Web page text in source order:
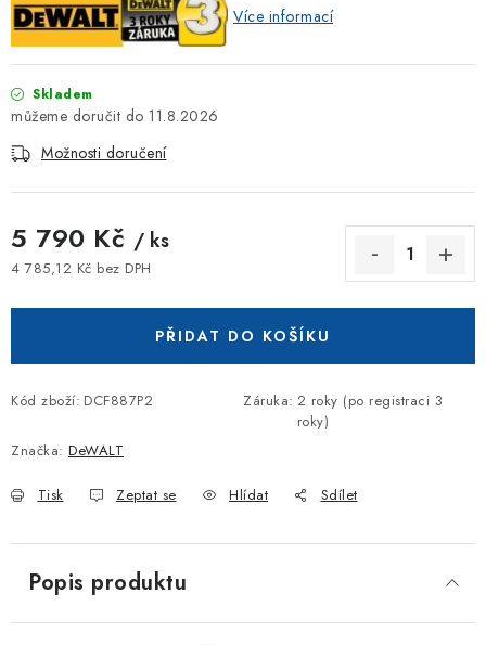
Více informací
Skladem
11.8.2026
Možnosti doručení
5 790 Kč / ks
4 785,12 Kč bez DPH
PŘIDAT DO KOŠÍKU
Kód zboží: DCF887P2 Záruka: 2 roky (po registraci 3
roky)
Značka: DeWALT
Tisk Zeptat se Hlídat Sdílet
Popis produktu